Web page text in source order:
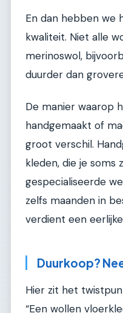
En dan hebben we
kwaliteit. Niet alle
merinoswol,
duurder dan
De manier waarop
handgemaakt of
groot verschil.
kleden, die je soms
gespecialiseerde
zelfs maanden in
verdient een
Duurkoop?
Hier zit het
“Een wollen